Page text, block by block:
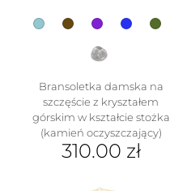
Bransoletka damska na
szczęście z kryształem
górskim w kształcie stożka
(kamień oczyszczający)
310.00 zł
produkt